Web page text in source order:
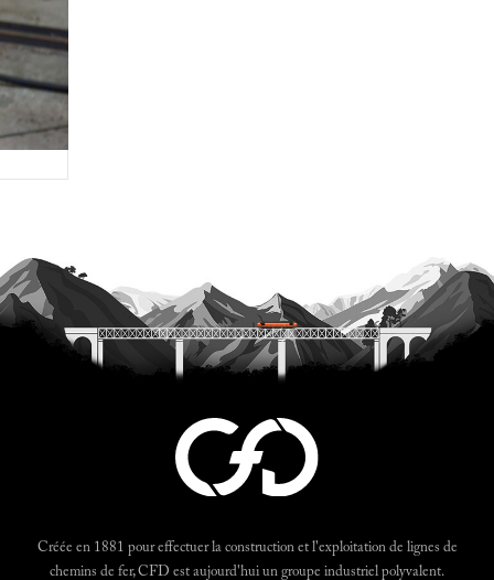
Créée en 1881 pour effectuer la construction et l'exploitation de lignes de
chemins de fer, CFD est aujourd'hui un groupe industriel polyvalent.